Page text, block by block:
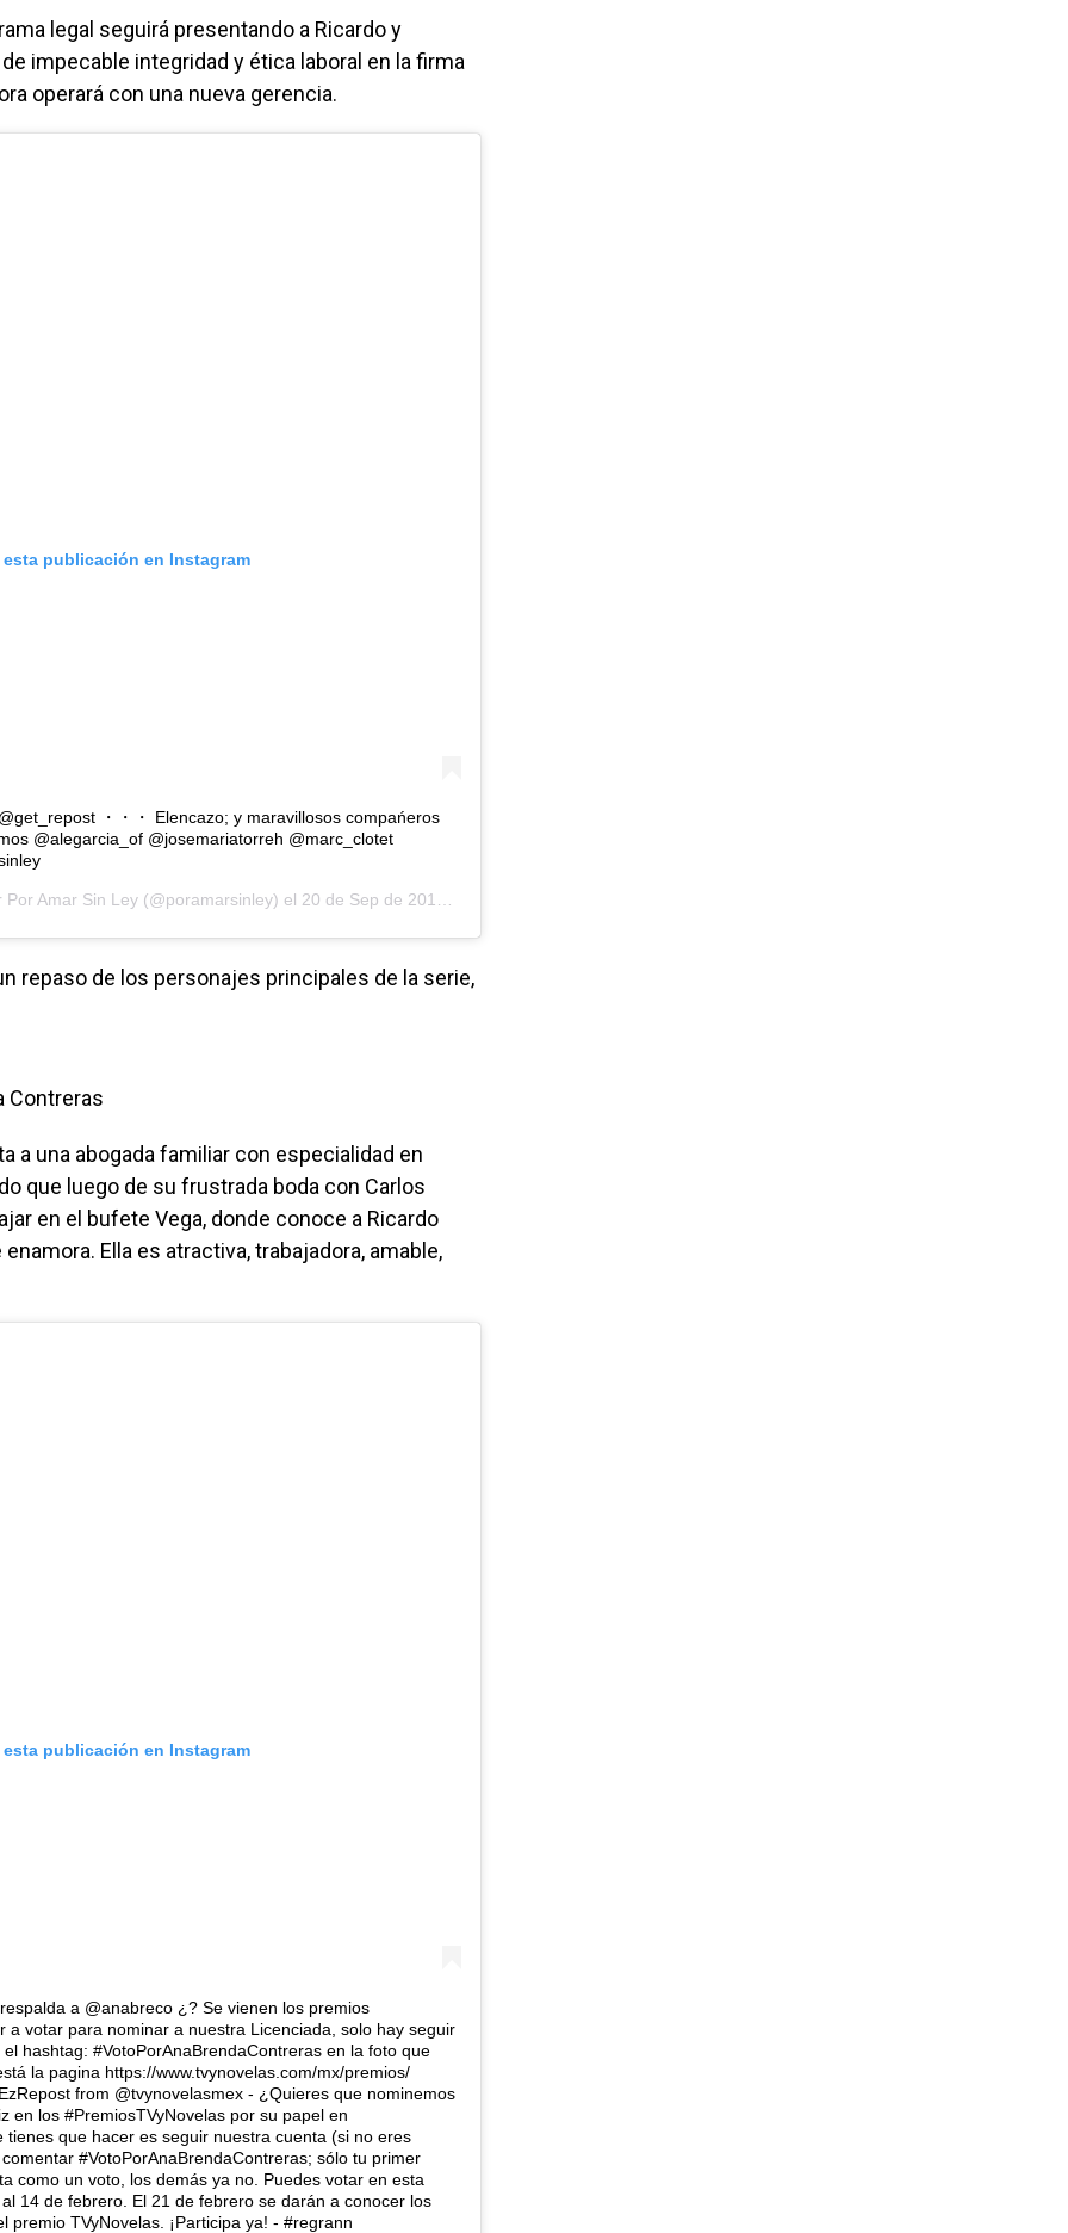
legal seguirá presentando a Ricardo y
impecable integridad y ética laboral en la firma
operará con una nueva gerencia.
esta publicación en Instagram
・・・ Elencazo; y maravillosos compańeros
@alegarcia_of @josemariatorreh @marc_clotet
Por Amar Sin Ley (@poramarsinley) el 20 de Sep de 2018 a las 12:42 PDT
repaso de los personajes principales de la serie,
Contreras
a una abogada familiar con especialidad en
que luego de su frustrada boda con Carlos
en el bufete Vega, donde conoce a Ricardo
Ella es atractiva, trabajadora, amable,
esta publicación en Instagram
a @anabreco ¿? Se vienen los premios
a votar para nominar a nuestra Licenciada, solo hay seguir
hashtag: #VotoPorAnaBrendaContreras en la foto que
la pagina https://www.tvynovelas.com/mx/premios/
from @tvynovelasmex - ¿Quieres que nominemos
en los #PremiosTVyNovelas por su papel en
tienes que hacer es seguir nuestra cuenta (si no eres
#VotoPorAnaBrendaContreras; sólo tu primer
como un voto, los demás ya no. Puedes votar en esta
14 de febrero. El 21 de febrero se darán a conocer los
premio TVyNovelas. ¡Participa ya! - #regrann